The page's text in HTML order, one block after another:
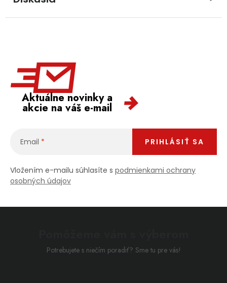
Aktuálne novinky a
akcie na váš e-mail
Email
Vložením e-mailu súhlasíte s podmienkami ochrany
osobných údajov
PRIHLÁSIŤ SA
Potrebujete s niečím poradiť? Sme tu pre vás!